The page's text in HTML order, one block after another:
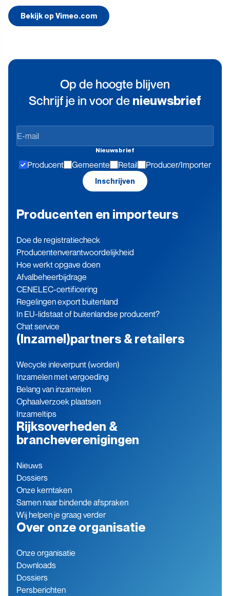
Bekijk op Vimeo.com
Op de hoogte blijven
Schrijf je in voor de nieuwsbrief
Op
de
blijven
Nieuwsbrief
Producent Gemeente Retail Producer/Importer
Inschrijven
Producenten en importeurs
Doe de registratiecheck
Producenten­verantwoordelijkheid
Hoe werkt opgave doen
Afvalbeheerbijdrage
CENELEC-certificering
Regelingen export buitenland
In EU-lidstaat of buitenlandse producent?
Chat service
(Inzamel)partners & retailers
Wecycle inleverpunt (worden)
Inzamelen met vergoeding
Belang van inzamelen
Ophaalverzoek plaatsen
Inzameltips
Rijksoverheden &
brancheverenigingen
Nieuws
Dossiers
Onze kerntaken
Samen naar bindende afspraken
Wij helpen je graag verder
Over onze organisatie
Onze organisatie
Downloads
Dossiers
Persberichten